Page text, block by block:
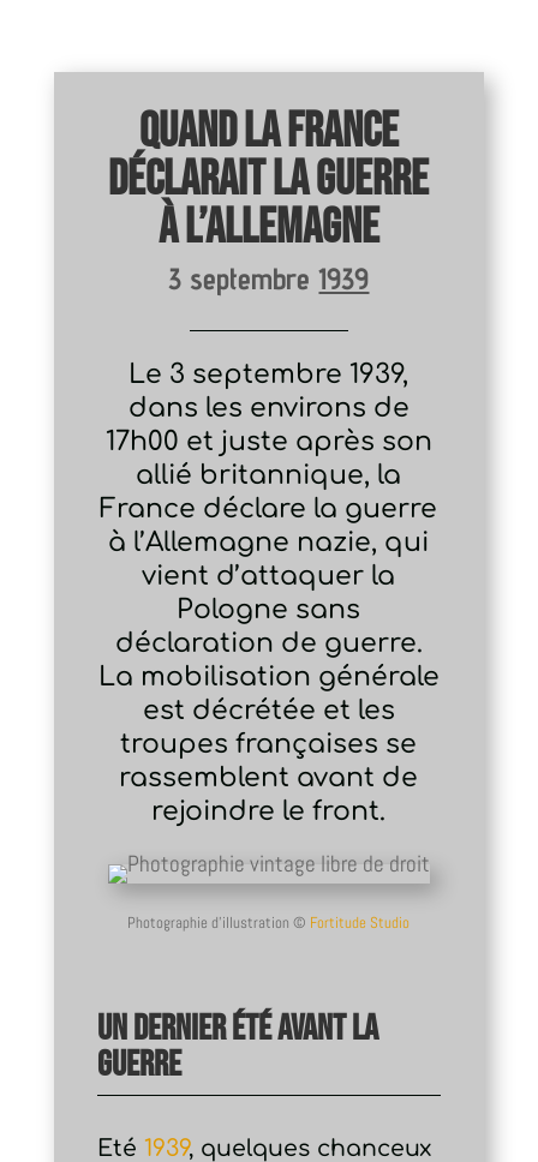
Quand la France
déclarait la guerre
à l’Allemagne
3 septembre1939
Le 3 septembre 1939,
dans les environs de
17h00 et juste après son
allié britannique, la
France déclare la guerre
à l’Allemagne nazie, qui
vient d’attaquer la
Pologne sans
déclaration de guerre.
La mobilisation générale
est décrétée et les
troupes françaises se
rassemblent avant de
rejoindre le front.
Photographie d’illustration© Fortitude Studio
Un dernier été avant la
guerre
Eté 1939, quelques chanceux